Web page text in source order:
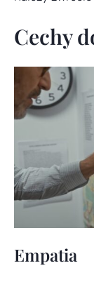
Cechy
Empatia